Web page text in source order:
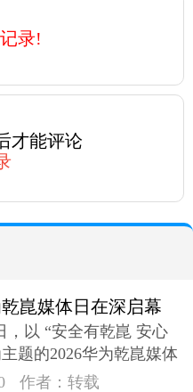
录!
才能评论
崑媒体日在深启幕
，以 “安全有乾崑 安心
题的2026华为乾崑媒体
举办
作者：转载